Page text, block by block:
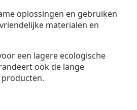
oplossingen en gebruiken
materialen en
een lagere ecologische
ook de lange